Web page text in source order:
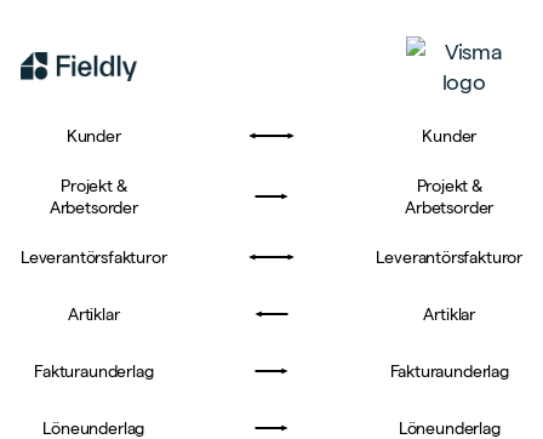
Projekt &
Arbetsorder
Kunder
Leverantörsfakturor
Kunder
Artiklar
Projekt &
Arbetsorder
Fakturaunderlag
Löneunderlag
Leverantörsfakturor
Artiklar
Fakturaunderlag
Löneunderlag